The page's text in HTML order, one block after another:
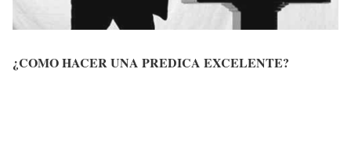
¿COMO HACER UNA PREDICA EXCELENTE?